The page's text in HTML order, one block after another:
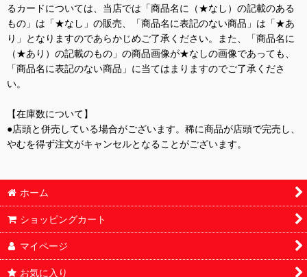
るカードについては、当店では「商品名に（★なし）の記載のある
もの」は「★なし」の販売、「商品名に表記のない商品」は「★あ
り」となりますのであらかじめご了承ください。また、「商品名に
（★あり）の記載のもの」の商品画像が★なしの画像であっても、
「商品名に表記のない商品」に当てはまりますのでご了承くださ
い。
【在庫数について】
●店頭と併売している場合がございます。稀に商品が店頭で完売し、
やむを得ず注文がキャンセルとなることがございます。
ホーム
ショッピングカート
マイページ
お気に入り